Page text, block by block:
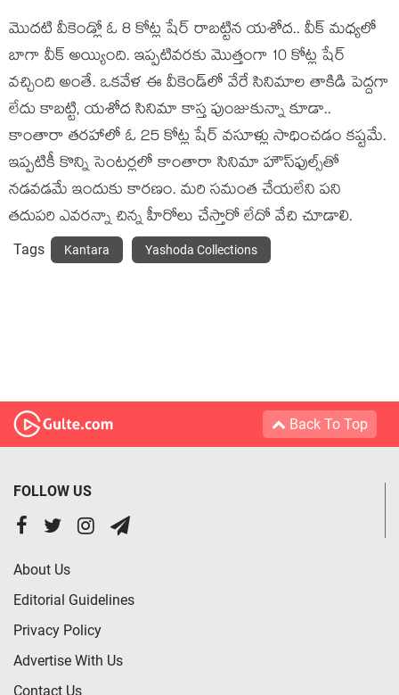
మొదటి వీకెండ్లో ఓ 8 కోట్ల షేర్ రాబట్టిన యశోద.. వీక్ మధ్యలో
బాగా వీక్ అయ్యింది. ఇప్పటివరకు మొత్తంగా 10 కోట్ల షేర్
వచ్చింది అంతే. ఒకవేళ ఈ వీకెండ్‌లో వేరే సినిమాల తాకిడి పెద్దగా
లేదు కాబట్టి, యశోద సినిమా కాస్త పుంజుకున్నా కూడా..
కాంతారా తరహాలో ఓ 25 కోట్ల షేర్ వసూళ్లు సాధించడం కష్టమే.
ఇప్పటికీ కొన్ని సెంటర్లలో కాంతారా సినిమా హౌస్‌ఫుల్స్‌తో
నడవడమే ఇందుకు కారణం. మరి సమంత చేయలేని పని
తదుపరి ఎవరన్నా చిన్న హీరోలు చేస్తారో లేదో వేచి చూడాలి.
Tags Kantara Yashoda Collections
Back To Top
FOLLOW US
About Us
Editorial Guidelines
Privacy Policy
Advertise With Us
Contact Us